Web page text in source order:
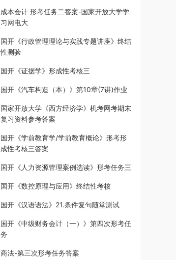
成本会计 形考任务二答案-国家开放大学学
习网电大
国开《行政管理理论与实践专题讲座》终结
性测验
国开《证据学》形成性考核三
国开《汽车构造（本）》第10章(7讲)作业
国家开放大学《西方经济学》机考网考期末
复习资料参考答案
国开《学前教育学/学前教育概论》形考形
成性考核三答案
国开《人力资源管理案例选读》形考任务三
国开《数控原理与应用》终结性考核
国开《汉语语法》21.条件复句随堂测试
国开《中级财务会计（一）》第四次形考任
务
商法-第三次形考任务答案